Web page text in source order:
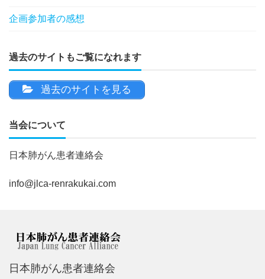
企画参加者の感想
過去のサイトもご覧になれます
過去のサイトを見る
当会について
日本肺がん患者連絡会
info@jlca-renrakukai.com
日本肺がん患者連絡会